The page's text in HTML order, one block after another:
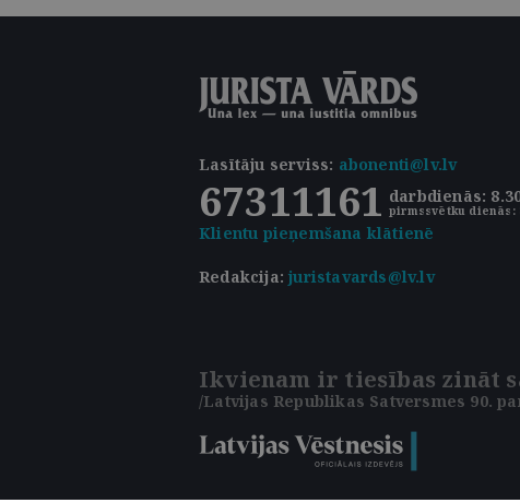
Lasītāju serviss: abonenti@lv.lv
67311161 darbdienās:
pirmssvētku dienās:
Klientu pieņemšana klātienē
Redakcija:juristavards@lv.lv
Ikvienam ir tiesības zināt
/Latvijas Republikas Satversmes 90.